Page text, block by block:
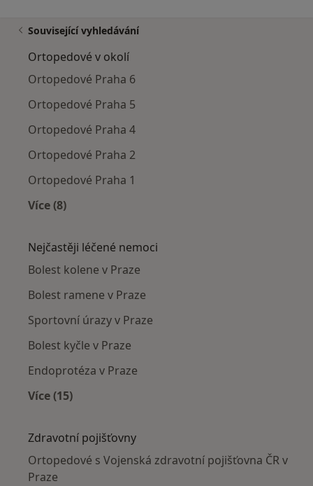
Související vyhledávání
Ortopedové v okolí
Ortopedové Praha 6
Ortopedové Praha 5
Ortopedové Praha 4
Ortopedové Praha 2
Ortopedové Praha 1
Více (8)
Nejčastěji léčené nemoci
Bolest kolene v Praze
Bolest ramene v Praze
Sportovní úrazy v Praze
Bolest kyčle v Praze
Endoprotéza v Praze
Více (15)
Zdravotní pojišťovny
Ortopedové s Vojenská zdravotní pojišťovna ČR v
Praze